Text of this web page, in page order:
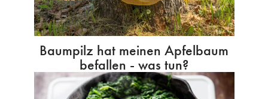
Baumpilz hat meinen Apfelbaum
befallen - was tun?